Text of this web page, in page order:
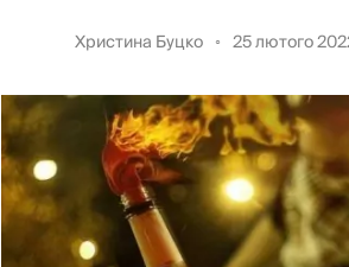
Христина Буцко 25 лютого